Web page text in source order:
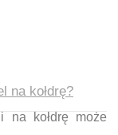
na kołdrę?
na kołdrę może